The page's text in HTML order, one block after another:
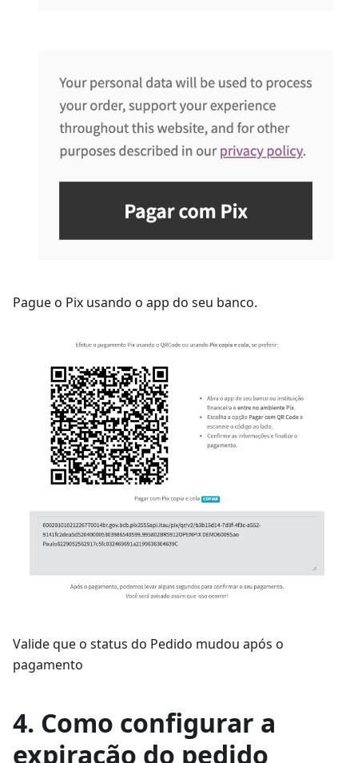
Pague o Pix usando o app do seu banco.
Valide que o status do Pedido mudou após o
pagamento
4. Como configurar a
expiração do pedido